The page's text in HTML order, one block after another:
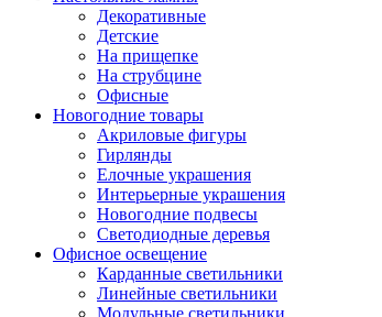
Декоративные
Детские
На прищепке
На струбцине
Офисные
Новогодние товары
Акриловые фигуры
Гирлянды
Елочные украшения
Интерьерные украшения
Новогодние подвесы
Светодиодные деревья
Офисное освещение
Карданные светильники
Линейные светильники
Модульные светильники